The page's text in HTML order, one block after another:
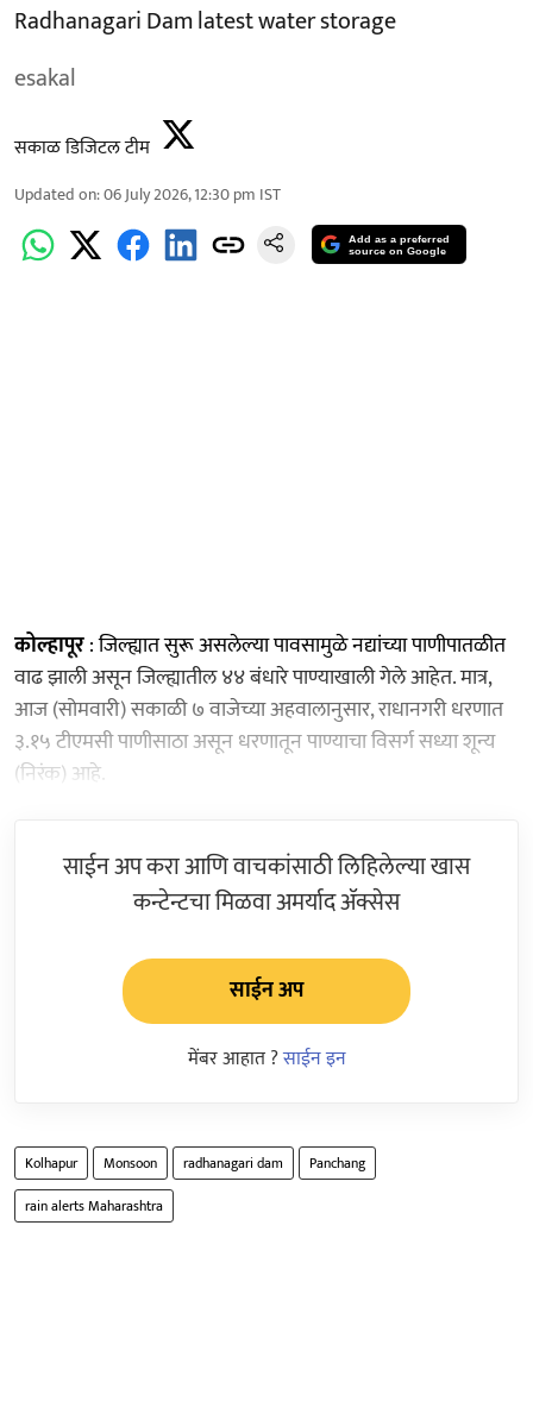
Radhanagari Dam latest water storage
esakal
सकाळ डिजिटल टीम
Updated on:06 July 2026, 12:30 pm IST
Add as a preferred
source on Google
कोल्हापूर: जिल्ह्यात सुरू असलेल्या पावसामुळे नद्यांच्या पाणीपातळीत
वाढ झाली असून जिल्ह्यातील ४४ बंधारे पाण्याखाली गेले आहेत. मात्र,
आज (सोमवारी) सकाळी ७ वाजेच्या अहवालानुसार, राधानगरी धरणात
३.१५ टीएमसी पाणीसाठा असून धरणातून पाण्याचा विसर्ग सध्या शून्य
(निरंक) आहे.
साईन अप करा आणि वाचकांसाठी लिहिलेल्या खास
कन्टेन्टचा मिळवा अमर्याद ॲक्सेस
साईन अप
मेंबर आहात ?साईन इन
Kolhapur Monsoon radhanagari dam
Panchang
rain alerts Maharashtra